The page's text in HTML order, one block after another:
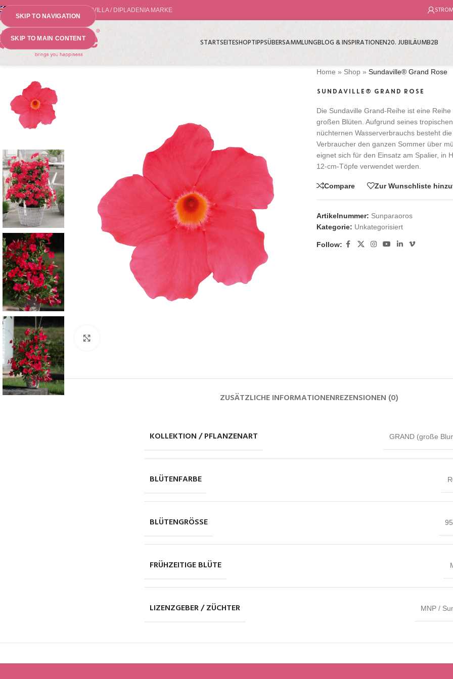
SKIP TO NAVIGATION
SKIP TO MAIN CONTENT
WELTWEIT NR.1 MANDEVILLA / DIPLADENIA MARKE
STARTSEITESHOPTIPPSÜBERSAMMLUNGBLOG & INSPIRATIONEN20. JUBILÄUMB2B
Home » Shop» Sundaville® Grand Rose
SUNDAVILLE® GRAND ROSE
Die Sundaville Grand-Reihe ist eine
großen Blüten. Aufgrund seines
nüchternen Wasserverbrauchs besteht
Verbraucher den ganzen Sommer über
eignet sich für den Einsatz am Spalier, in
12-cm-Töpfe verwendet werden.
Compare Zur Wunschliste
Artikelnummer: Sunparaoros
Kategorie: Unkategorisiert
Follow:
ZUSÄTZLICHE INFORMATIONENREZENSIONEN (0)
KOLLEKTION / PFLANZENART GRAND (große
BLÜTENFARBE
BLÜTENGRÖSSE
FRÜHZEITIGE BLÜTE
LIZENZGEBER / ZÜCHTER MNP /